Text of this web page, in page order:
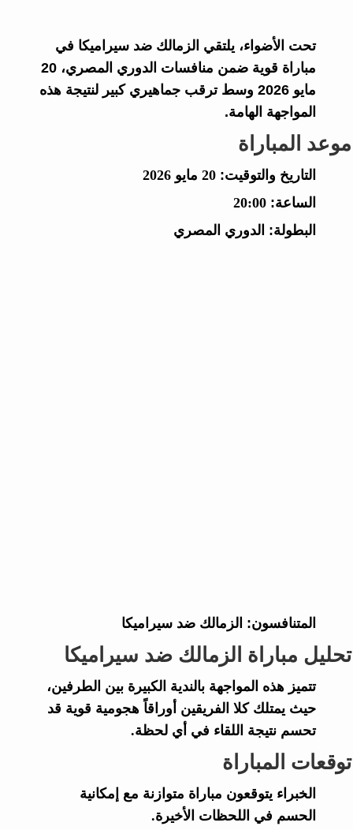
تحت الأضواء، يلتقي الزمالك ضد سيراميكا في
مباراة قوية ضمن منافسات الدوري المصري، 20
مايو 2026 وسط ترقب جماهيري كبير لنتيجة هذه
المواجهة الهامة.
موعد المباراة
التاريخ والتوقيت: 20 مايو 2026
الساعة: 20:00
البطولة: الدوري المصري
المتنافسون: الزمالك ضد سيراميكا
تحليل مباراة الزمالك ضد سيراميكا
تتميز هذه المواجهة بالندية الكبيرة بين الطرفين،
حيث يمتلك كلا الفريقين أوراقاً هجومية قوية قد
تحسم نتيجة اللقاء في أي لحظة.
توقعات المباراة
الخبراء يتوقعون مباراة متوازنة مع إمكانية
الحسم في اللحظات الأخيرة.